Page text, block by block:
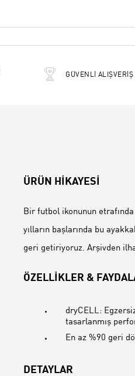
GÜVENLİ ALIŞVERİŞ
ÜRÜN HİKAYESİ
Bir futbol ikonunun
yılların başlarında bu
geri getiriyoruz. Arşivden
ÖZELLİKLER &
dryCELL:
tasarlanmış
En az %90 geri
DETAYLAR